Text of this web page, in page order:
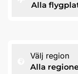
Alla
Välj region
Alla